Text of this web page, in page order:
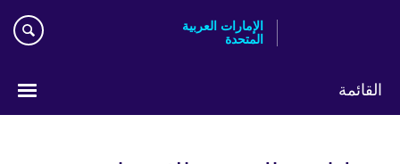
الإمارات العربية
المتحدة
القائمة